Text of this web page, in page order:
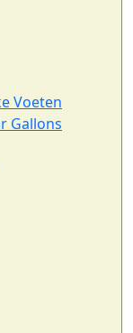
Voeten
Gallons